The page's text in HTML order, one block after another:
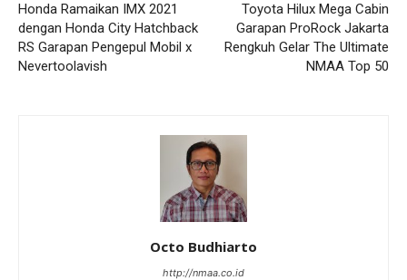
Honda Ramaikan IMX 2021
dengan Honda City Hatchback
RS Garapan Pengepul Mobil x
Nevertoolavish
Toyota Hilux Mega Cabin
Garapan ProRock Jakarta
Rengkuh Gelar The Ultimate
NMAA Top 50
Octo Budhiarto
http://nmaa.co.id